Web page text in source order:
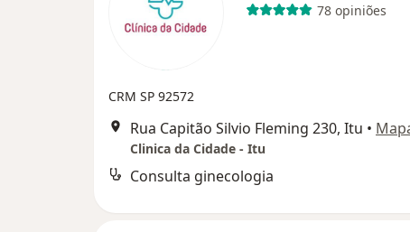
78 opiniões
CRM SP 92572
Rua Capitão Silvio Fleming 230, Itu •
Clinica da Cidade - Itu
Consulta ginecologia